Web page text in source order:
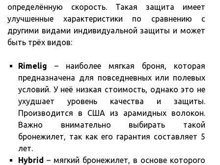
определённую скорость. Такая защита имеет
улучшенные характеристики по сравнению с
другими видами индивидуальной защиты и может
быть трёх видов:
Rimelig – наиболее мягкая броня, которая
предназначена для повседневных или полевых
условий. У неё низкая стоимость, однако это не
ухудшает уровень качества и защиты.
Производится в США из арамидных волокон.
Важно внимательно выбирать такой
бронежилет, так как его гарантия составляет 5
лет.
Hybrid – мягкий бронежилет, в основе которого